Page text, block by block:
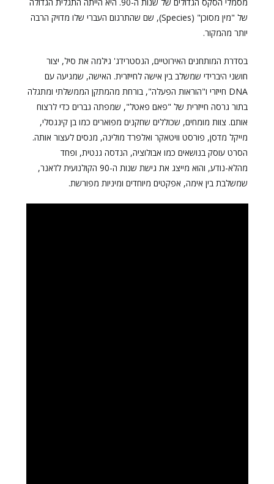
של "מין מסוכן" (Species), שם שהתרגום העברי שלו מדויק הרבה
יותר מהמקור.
בסדרת המותחנים האירוטיים, הנסטרידג' גילמה את סיל, יצור
חושני היברידי שמשלב בין אישה לחייזרית. האישה, שמגיעה עם
DNA חייזרי ו"הוראות הפעלה", בורחת מהמתקן הממשלתי ומתגלה
בתור גרסה חייזרית של "פאם פאטל", שמפתה גברים כדי לרצוח
אותם. צוות מומחים, שכוללים שחקנים מפוארים כמו בן קינגסלי,
מייקל מדסן, פורסט וויטאקר ואלפרד מולינה, מנסים לעצור אותה.
הסרט עוסק בנושאים כמו אבולוציה, הנדסה גנטית, ופחד
מהלא-נודע, והוא מייצג את גישת שנות ה-90 הקולנועית לז'אנר,
שמשלבת בין אימה, אפקטים מיוחדים ומיניות מפורשת.